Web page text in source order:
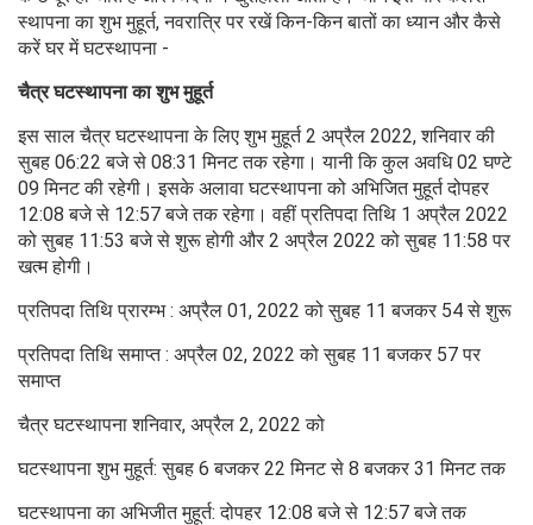
स्थापना का शुभ मुहूर्त, नवरात्रि पर रखें किन-किन बातों का ध्यान और कैसे
करें घर में घटस्थापना -
चैत्र घटस्थापना का शुभ मुहूर्त
इस साल चैत्र घटस्थापना के लिए शुभ मुहूर्त 2 अप्रैल 2022, शनिवार की
सुबह 06:22 बजे से 08:31 मिनट तक रहेगा। यानी कि कुल अवधि 02 घण्टे
09 मिनट की रहेगी। इसके अलावा घटस्थापना को अभिजित मुहूर्त दोपहर
12:08 बजे से 12:57 बजे तक रहेगा। वहीं प्रतिपदा तिथि 1 अप्रैल 2022
को सुबह 11:53 बजे से शुरू होगी और 2 अप्रैल 2022 को सुबह 11:58 पर
खत्‍म होगी।
प्रतिपदा तिथि प्रारम्भ : अप्रैल 01, 2022 को सुबह 11 बजकर 54 से शुरू
प्रतिपदा तिथि समाप्त : अप्रैल 02, 2022 को सुबह 11 बजकर 57 पर
समाप्त
चैत्र घटस्थापना शनिवार, अप्रैल 2, 2022 को
घटस्थापना शुभ मुहूर्त: सुबह 6 बजकर 22 मिनट से 8 बजकर 31 मिनट तक
घटस्थापना का अभिजीत मुहूर्त: दोपहर 12:08 बजे से 12:57 बजे तक